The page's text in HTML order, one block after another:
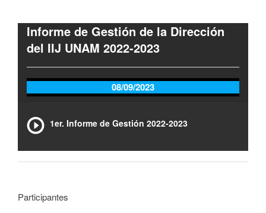
Informe de Gestión de la Dirección
del IIJ UNAM 2022-2023
08/09/2023
1er. Informe de Gestión 2022-2023
Participantes